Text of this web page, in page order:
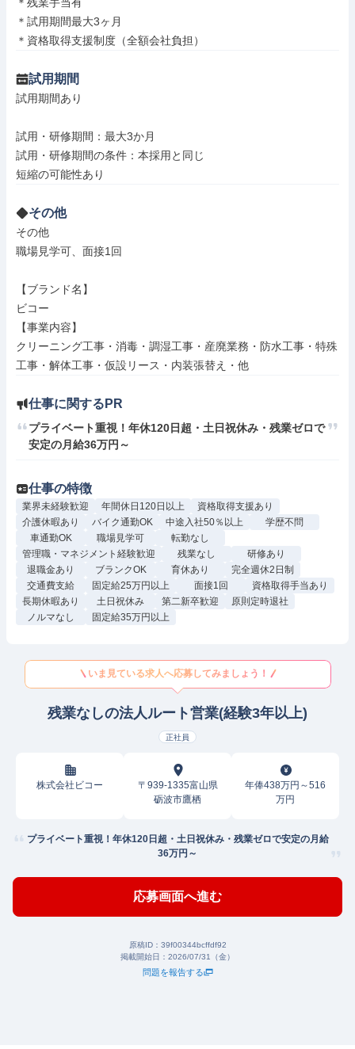
＊試用期間最大3ヶ月
＊資格取得支援制度（全額会社負担）
試用期間
試用期間あり
試用・研修期間：最大3か月
試用・研修期間の条件：本採用と同じ
その他
その他
職場見学可、面接1回
【ブランド名】
ビコー
【事業内容】
クリーニング工事・消毒・調湿工事・産廃業務・防水工事・特殊
工事・解体工事・仮設リース・内装張替え・他
仕事に関するPR
プライベート重視！年休120日超・土日祝休み・残業ゼロで
安定の月給36万円～
仕事の特徴
業界未経験歓迎 年間休日120日以上
資格取得支援あり
介護休暇あり
バイク通勤OK 中途入社50％以上
学歴不問
車通勤OK
職場見学可
転勤なし
管理職・マネジメント経験歓迎
残業なし
研修あり
退職金あり
ブランクOK 育休あり
完全週休2日制
交通費支給
固定給25万円以上 面接1回
資格取得手当あり
長期休暇あり
土日祝休み 第二新卒歓迎
原則定時退社
ノルマなし
固定給35万円以上
いま見ている求人へ応募してみましょう！
残業なしの法人ルート営業(経験3年以上)
正社員
株式会社ビコー
〒939-1335富山県
砺波市鷹栖
年俸438万円～516
万円
プライベート重視！年休120日超・土日祝休み・残業ゼロで安定の月給
36万円～
応募画面へ進む
原稿ID： 39f00344bcffdf92
掲載開始日： 2026/07/31（金）
問題を報告する